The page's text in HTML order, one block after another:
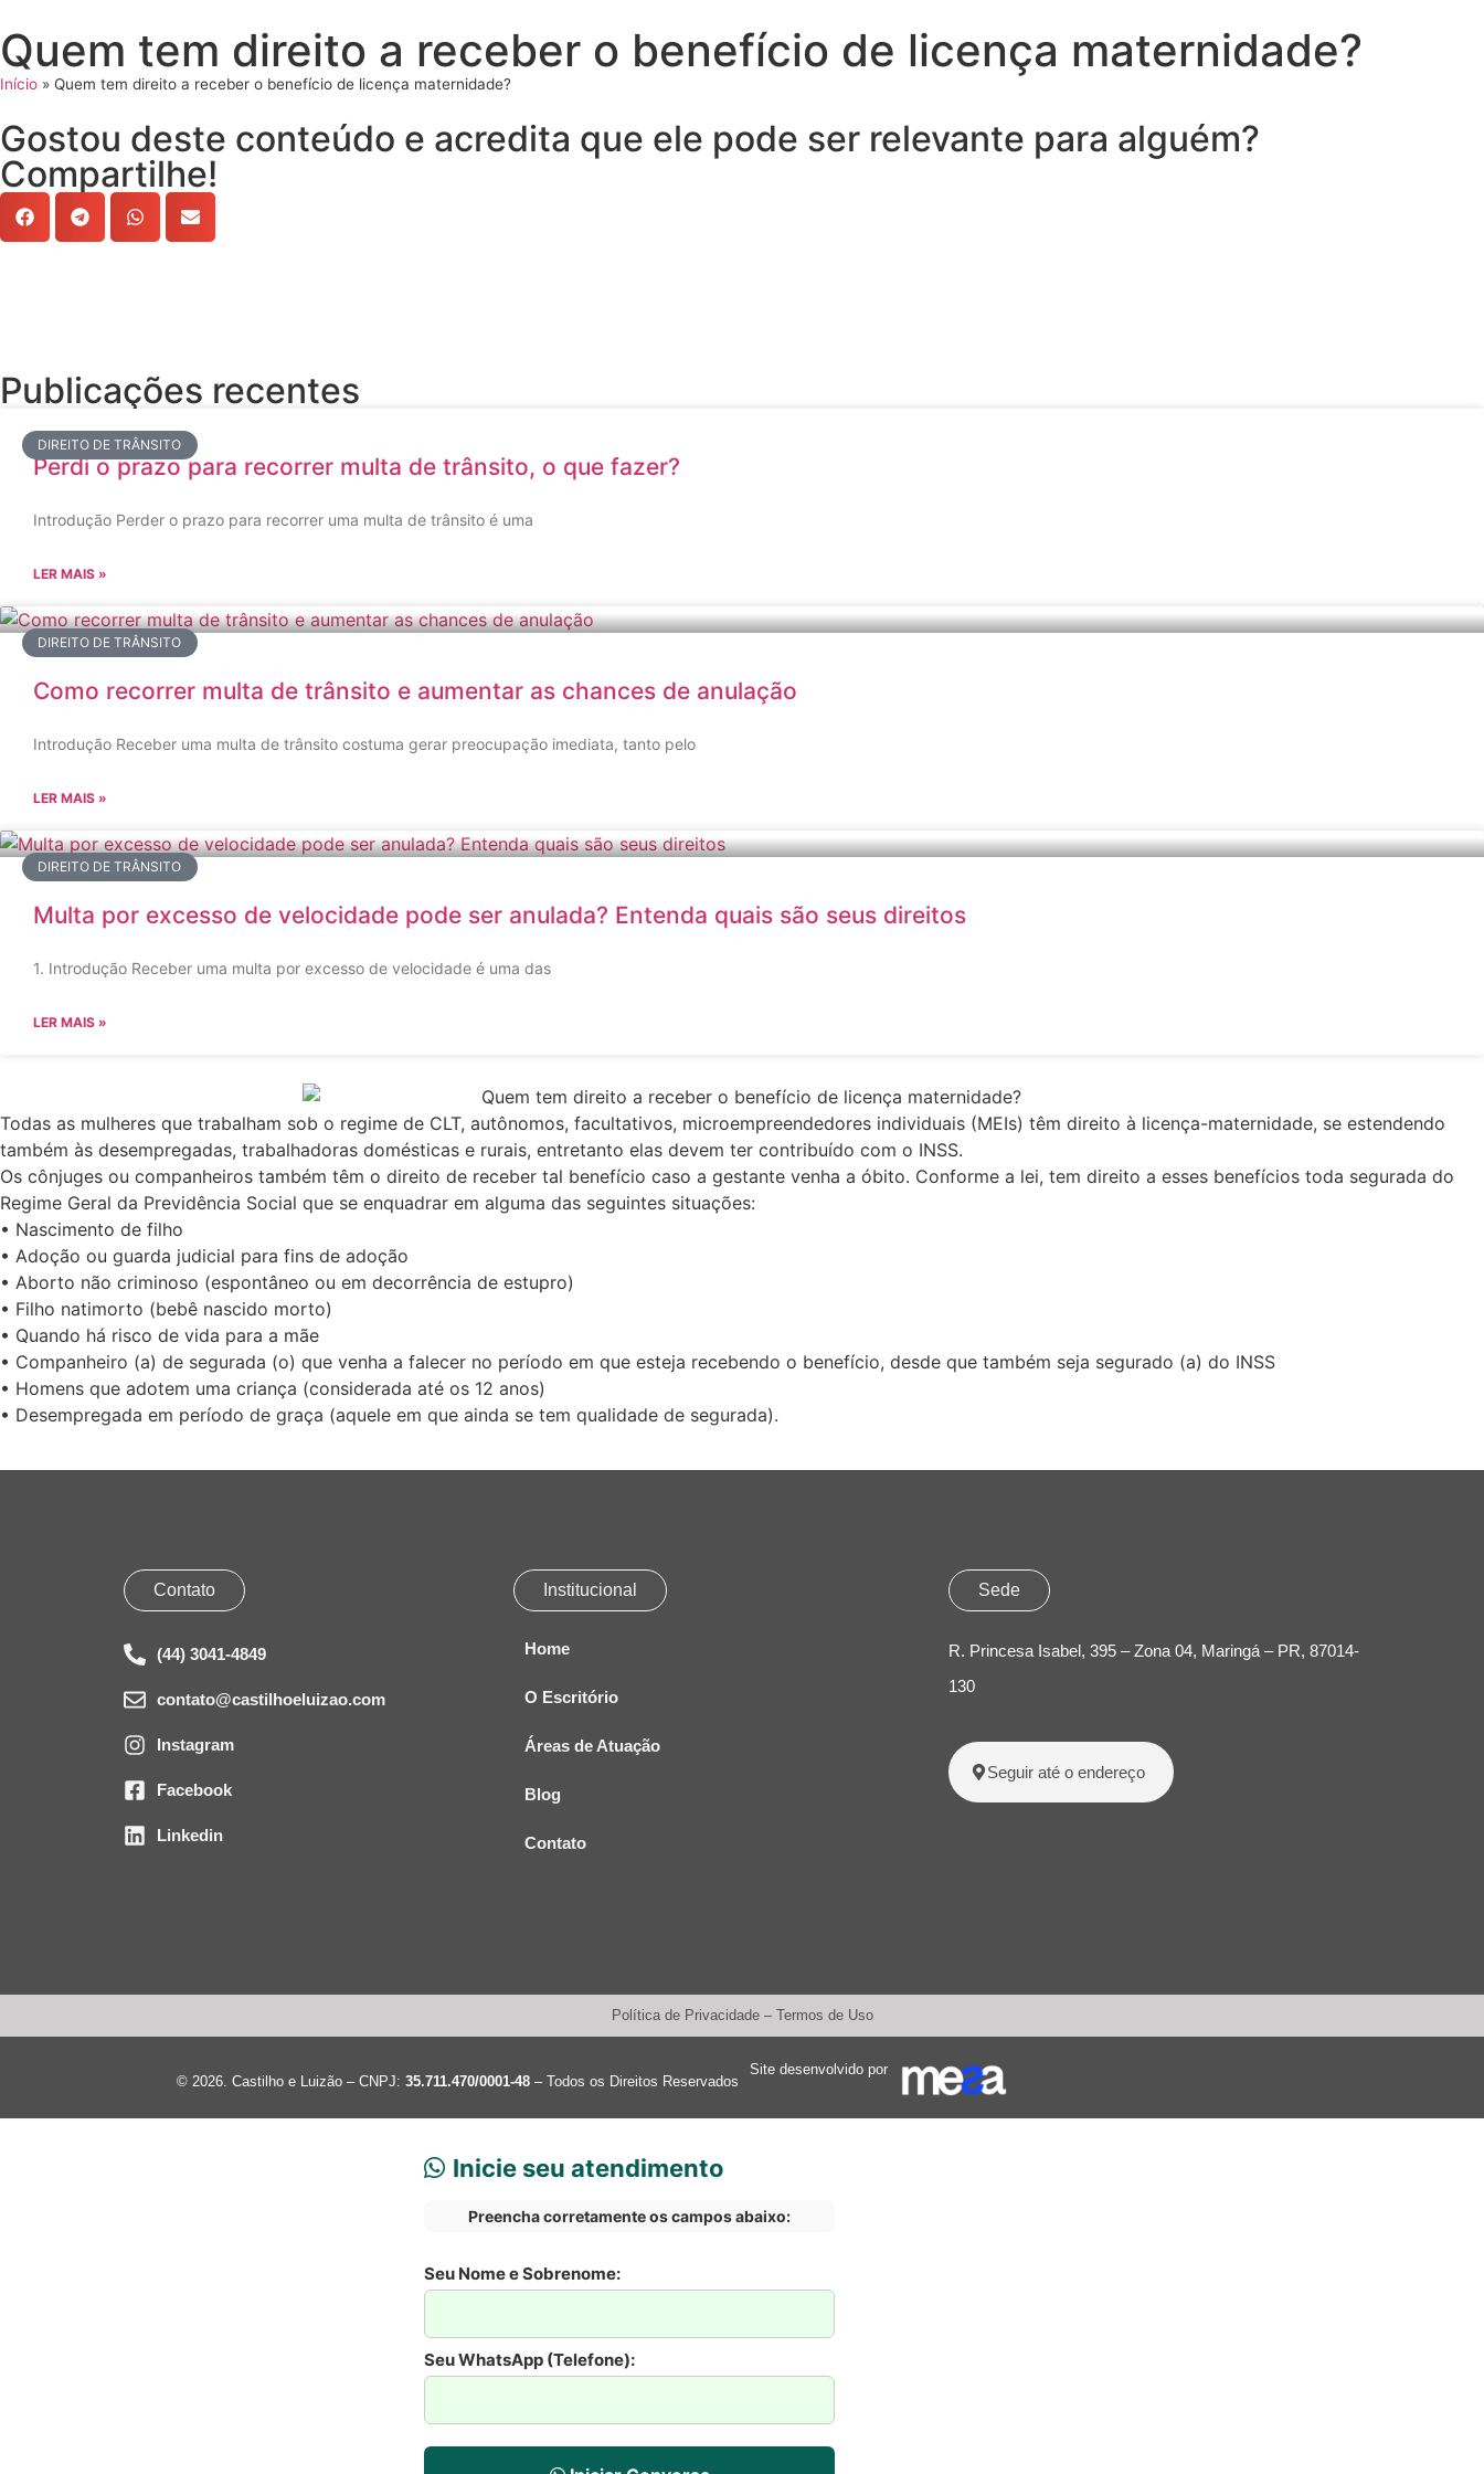
Quem tem direito a receber o benefício de licença maternidade?
Início » Quem tem direito a receber o benefício de licença maternidade?
Gostou deste conteúdo e acredita que ele pode ser relevante para alguém?
Compartilhe!
Publicações recentes
DIREITO DE TRÂNSITO
Perdi o prazo para recorrer multa de trânsito, o que fazer?
Introdução Perder o prazo para recorrer uma multa de trânsito é uma
LER MAIS »
DIREITO DE TRÂNSITO
Como recorrer multa de trânsito e aumentar as chances de anulação
Introdução Receber uma multa de trânsito costuma gerar preocupação imediata, tanto pelo
LER MAIS »
DIREITO DE TRÂNSITO
Multa por excesso de velocidade pode ser anulada? Entenda quais são seus direitos
1. Introdução Receber uma multa por excesso de velocidade é uma das
LER MAIS »
Todas as mulheres que trabalham sob o regime de CLT, autônomos, facultativos, microempreendedores individuais (MEIs) têm direito à licença-maternidade, se estendendo
também às desempregadas, trabalhadoras domésticas e rurais, entretanto elas devem ter contribuído com o INSS.
Os cônjuges ou companheiros também têm o direito de receber tal benefício caso a gestante venha a óbito. Conforme a lei, tem direito a esses benefícios toda segurada do
Regime Geral da Previdência Social que se enquadrar em alguma das seguintes situações:
• Nascimento de filho
• Adoção ou guarda judicial para fins de adoção
• Aborto não criminoso (espontâneo ou em decorrência de estupro)
• Filho natimorto (bebê nascido morto)
• Quando há risco de vida para a mãe
• Companheiro (a) de segurada (o) que venha a falecer no período em que esteja recebendo o benefício, desde que também seja segurado (a) do INSS
• Homens que adotem uma criança (considerada até os 12 anos)
• Desempregada em período de graça (aquele em que ainda se tem qualidade de segurada).
Contato
(44) 3041-4849
contato@castilhoeluizao.com
Instagram
Facebook
Linkedin
Institucional
Home
O Escritório
Áreas de Atuação
Blog
Contato
Sede
R. Princesa Isabel, 395 – Zona 04, Maringá – PR, 87014-
130
Seguir até o endereço
Política de Privacidade– Termos de Uso
© 2026. Castilho e Luizão – CNPJ: 35.711.470/0001-48– Todos os Direitos Reservados
Site desenvolvido por
Inicie seu atendimento
Preencha corretamente os campos abaixo:
Seu Nome e Sobrenome:
Seu WhatsApp (Telefone):